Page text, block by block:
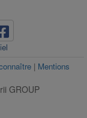
| Mentions
GROUP